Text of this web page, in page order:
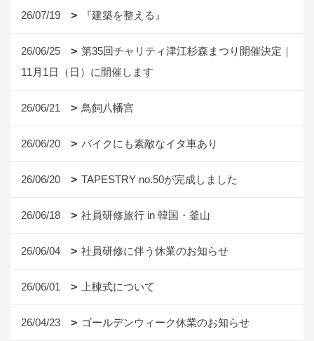
26/07/19 『建築を整える』
26/06/25
第35回チャリティ津江杉森まつり開催決定｜
11月1日（日）に開催します
26/06/21 鳥飼八幡宮
26/06/20 バイクにも素敵なイタ車あり
26/06/20 TAPESTRY no.50が完成しました
26/06/18 社員研修旅行 in 韓国・釜山
26/06/04 社員研修に伴う休業のお知らせ
26/06/01 上棟式について
26/04/23 ゴールデンウィーク休業のお知らせ